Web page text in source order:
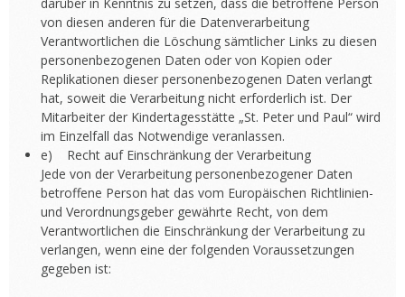
von diesen anderen für die Datenverarbeitung
Verantwortlichen die Löschung sämtlicher Links zu diesen
personenbezogenen Daten oder von Kopien oder
Replikationen dieser personenbezogenen Daten verlangt
hat, soweit die Verarbeitung nicht erforderlich ist. Der
Mitarbeiter der Kindertagesstätte „St. Peter und Paul“ wird
im Einzelfall das Notwendige veranlassen.
e) Recht auf Einschränkung der Verarbeitung
Jede von der Verarbeitung personenbezogener Daten
betroffene Person hat das vom Europäischen Richtlinien-
und Verordnungsgeber gewährte Recht, von dem
Verantwortlichen die Einschränkung der Verarbeitung zu
verlangen, wenn eine der folgenden Voraussetzungen
gegeben ist: